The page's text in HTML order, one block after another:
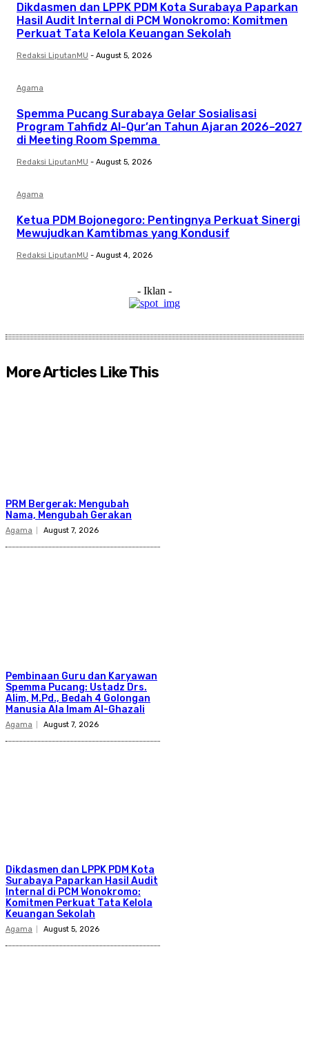
Dikdasmen dan LPPK PDM Kota Surabaya Paparkan
Hasil Audit Internal di PCM Wonokromo: Komitmen
Perkuat Tata Kelola Keuangan Sekolah
Redaksi LiputanMU - August 5, 2026
Agama
Spemma Pucang Surabaya Gelar Sosialisasi
Program Tahfidz Al-Qur’an Tahun Ajaran 2026–2027
di Meeting Room Spemma
Redaksi LiputanMU - August 5, 2026
Agama
Ketua PDM Bojonegoro: Pentingnya Perkuat Sinergi
Mewujudkan Kamtibmas yang Kondusif
Redaksi LiputanMU - August 4, 2026
- Iklan -
More Articles Like This
PRM Bergerak: Mengubah
Nama, Mengubah Gerakan
Agama August 7, 2026
Pembinaan Guru dan Karyawan
Spemma Pucang: Ustadz Drs.
Alim, M.Pd., Bedah 4 Golongan
Manusia Ala Imam Al-Ghazali
Agama August 7, 2026
Dikdasmen dan LPPK PDM Kota
Surabaya Paparkan Hasil Audit
Internal di PCM Wonokromo:
Komitmen Perkuat Tata Kelola
Keuangan Sekolah
Agama August 5, 2026